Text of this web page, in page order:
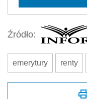
Źródło:
emerytury renty